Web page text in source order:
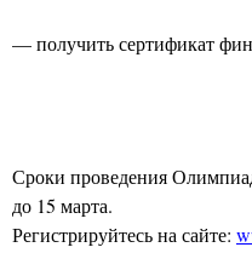
— получить сертификат
Сроки проведения
до 15 марта.
Регистрируйтесь на сайте: